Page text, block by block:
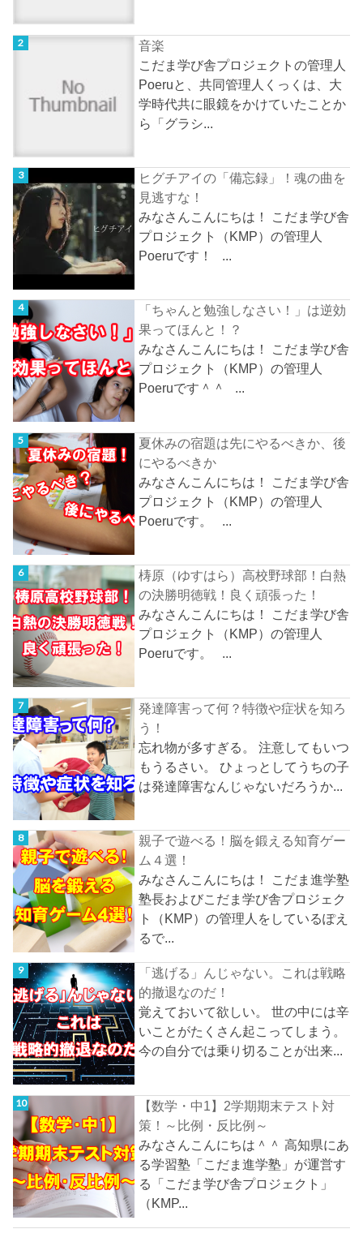
音楽
こだま学び舎プロジェクトの管理人
Poeruと、共同管理人くっくは、大
学時代共に眼鏡をかけていたことか
ら「グラシ...
ヒグチアイの「備忘録」！魂の曲を
見逃すな！
みなさんこんにちは！ こだま学び舎
プロジェクト（KMP）の管理人
Poeruです！ ...
「ちゃんと勉強しなさい！」は逆効
果ってほんと！？
みなさんこんにちは！ こだま学び舎
プロジェクト（KMP）の管理人
Poeruです＾＾ ...
夏休みの宿題は先にやるべきか、後
にやるべきか
みなさんこんにちは！ こだま学び舎
プロジェクト（KMP）の管理人
Poeruです。 ...
梼原（ゆすはら）高校野球部！白熱
の決勝明徳戦！良く頑張った！
みなさんこんにちは！ こだま学び舎
プロジェクト（KMP）の管理人
Poeruです。 ...
発達障害って何？特徴や症状を知ろ
う！
忘れ物が多すぎる。 注意してもいつ
もうるさい。 ひょっとしてうちの子
は発達障害なんじゃないだろうか...
親子で遊べる！脳を鍛える知育ゲー
ム４選！
みなさんこんにちは！ こだま進学塾
塾長およびこだま学び舎プロジェク
ト（KMP）の管理人をしているぽえ
るで...
「逃げる」んじゃない。これは戦略
的撤退なのだ！
覚えておいて欲しい。 世の中には辛
いことがたくさん起こってしまう。
今の自分では乗り切ることが出来...
【数学・中1】2学期期末テスト対
策！～比例・反比例～
みなさんこんにちは＾＾ 高知県にあ
る学習塾「こだま進学塾」が運営す
る「こだま学び舎プロジェクト」
（KMP...